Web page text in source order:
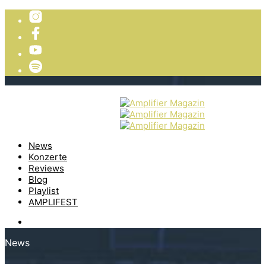
News
Konzerte
Reviews
Blog
Playlist
AMPLIFEST
News